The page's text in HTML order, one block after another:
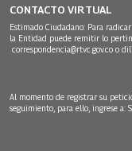
CONTACTO VIRTUAL
Estimado Ciudadano: Para
la Entidad puede remitir lo
correspondencia@rtvc.gov.co o
Al momento de registrar su
seguimiento, para ello, ingrese a: